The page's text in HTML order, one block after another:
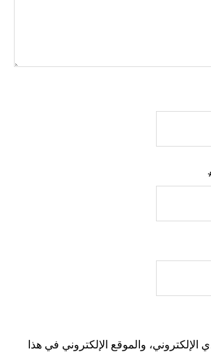
والموقع الإلكتروني في هذا